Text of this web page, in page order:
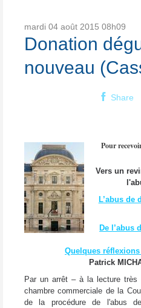
mardi 04 août 2015 08h09
Donation
nouveau
Share
Pour
Vers un
L’abus
De l’abus
Quelques
Patrick
Par un arrêt – à la lecture
chambre commerciale de la
de la procédure de l'abus